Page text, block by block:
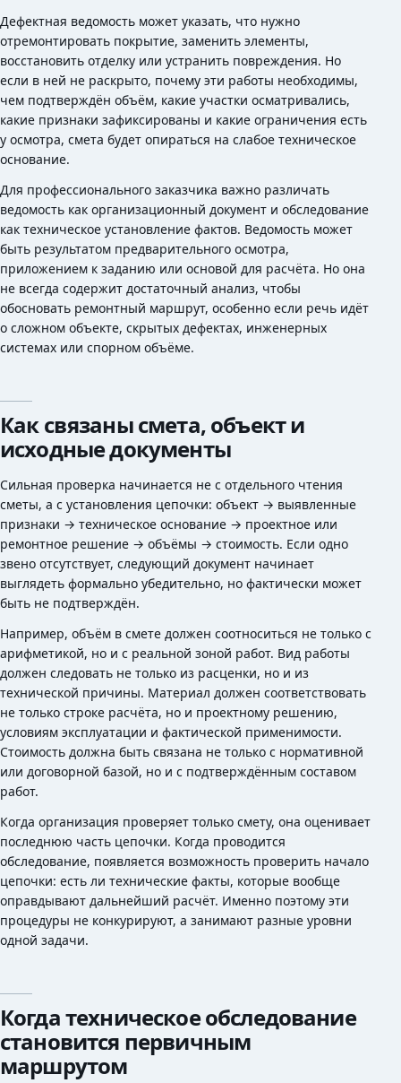
Дефектная ведомость может указать, что нужно
отремонтировать покрытие, заменить элементы,
восстановить отделку или устранить повреждения. Но
если в ней не раскрыто, почему эти работы необходимы,
чем подтверждён объём, какие участки осматривались,
какие признаки зафиксированы и какие ограничения есть
у осмотра, смета будет опираться на слабое техническое
основание.
Для профессионального заказчика важно различать
ведомость как организационный документ и обследование
как техническое установление фактов. Ведомость может
быть результатом предварительного осмотра,
приложением к заданию или основой для расчёта. Но она
не всегда содержит достаточный анализ, чтобы
обосновать ремонтный маршрут, особенно если речь идёт
о сложном объекте, скрытых дефектах, инженерных
системах или спорном объёме.
Как связаны смета, объект и
исходные документы
Сильная проверка начинается не с отдельного чтения
сметы, а с установления цепочки: объект → выявленные
признаки → техническое основание → проектное или
ремонтное решение → объёмы → стоимость. Если одно
звено отсутствует, следующий документ начинает
выглядеть формально убедительно, но фактически может
быть не подтверждён.
Например, объём в смете должен соотноситься не только с
арифметикой, но и с реальной зоной работ. Вид работы
должен следовать не только из расценки, но и из
технической причины. Материал должен соответствовать
не только строке расчёта, но и проектному решению,
условиям эксплуатации и фактической применимости.
Стоимость должна быть связана не только с нормативной
или договорной базой, но и с подтверждённым составом
работ.
Когда организация проверяет только смету, она оценивает
последнюю часть цепочки. Когда проводится
обследование, появляется возможность проверить начало
цепочки: есть ли технические факты, которые вообще
оправдывают дальнейший расчёт. Именно поэтому эти
процедуры не конкурируют, а занимают разные уровни
одной задачи.
Когда техническое обследование
становится первичным
маршрутом